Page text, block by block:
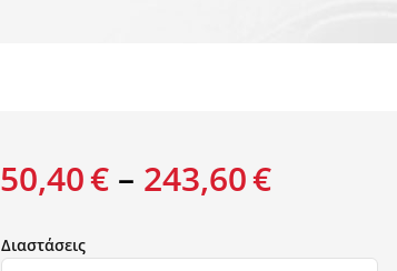
50,40€ – 243,60€
Διαστάσεις